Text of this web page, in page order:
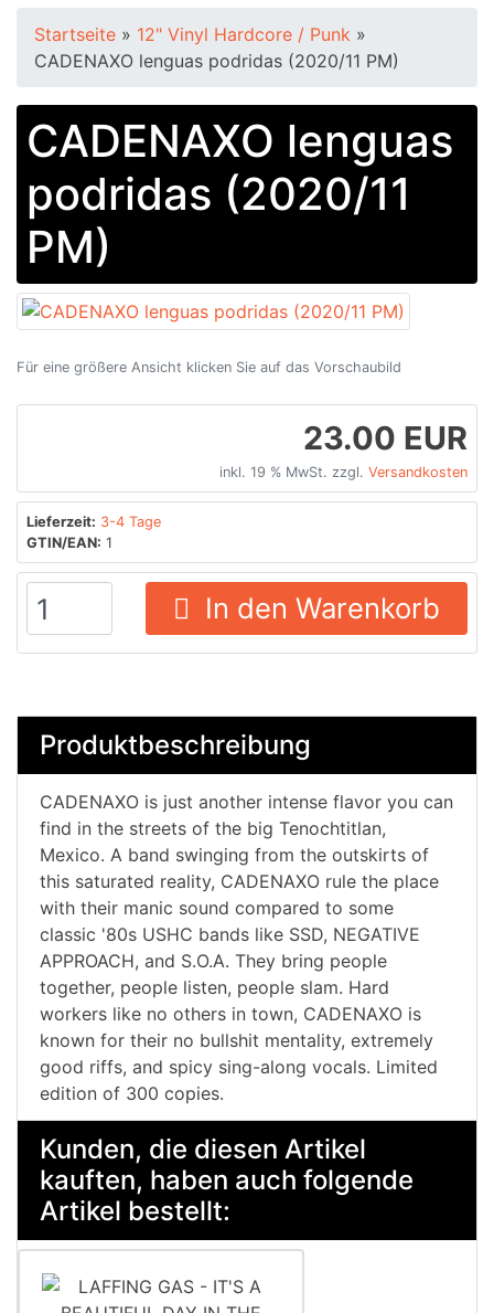
Startseite » 12" Vinyl Hardcore / Punk »
CADENAXO lenguas podridas (2020/11 PM)
CADENAXO lenguas
podridas (2020/11
PM)
Für eine größere Ansicht klicken Sie auf das Vorschaubild
23.00 EUR
inkl. 19 % MwSt. zzgl. Versandkosten
Lieferzeit: 3-4 Tage
GTIN/EAN: 1
In den Warenkorb
Produktbeschreibung
CADENAXO is just another intense flavor you can
find in the streets of the big Tenochtitlan,
Mexico. A band swinging from the outskirts of
this saturated reality, CADENAXO rule the place
with their manic sound compared to some
classic '80s USHC bands like SSD, NEGATIVE
APPROACH, and S.O.A. They bring people
together, people listen, people slam. Hard
workers like no others in town, CADENAXO is
known for their no bullshit mentality, extremely
good riffs, and spicy sing-along vocals. Limited
edition of 300 copies.
Kunden, die diesen Artikel
kauften, haben auch folgende
Artikel bestellt: